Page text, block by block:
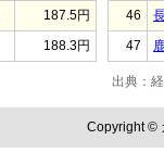
187.5円
188.3円
46
47
出典：
Copyright ©